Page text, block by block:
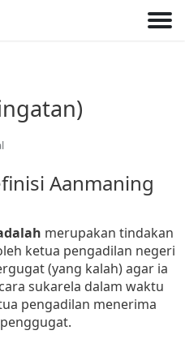
Aanmaning
merupakan tindakan
ketua pengadilan negeri
(yang kalah) agar ia
sukarela dalam waktu
pengadilan menerima